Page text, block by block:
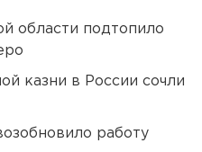
области подтопило
казни в России сочли
работу